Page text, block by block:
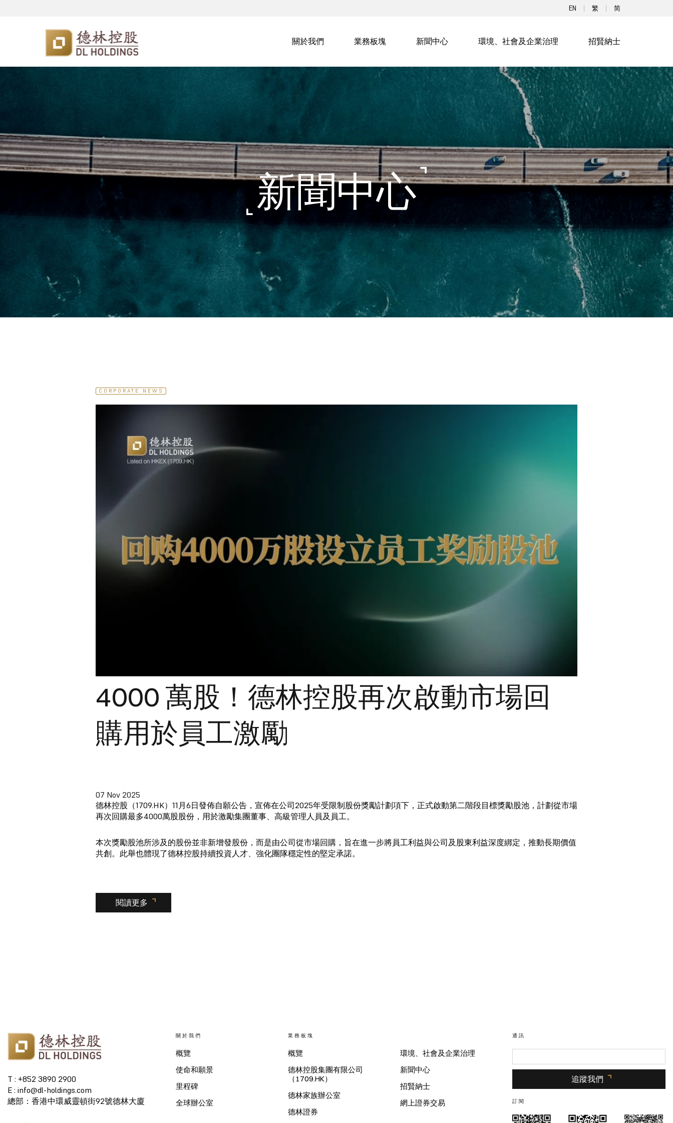
EN 繁 简
關於我們 業務板塊 新聞中心 環境、社會及企業治理 招賢納士
新聞中心
CORPORATE NEWS
4000 萬股！德林控股再次啟動市場回
購用於員工激勵
07 Nov 2025
德林控股（1709.HK）11月6日發佈自願公告，宣佈在公司2025年受限制股份獎勵計劃項下，正式啟動第二階段目標獎勵股池，計劃從市場
再次回購最多4000萬股股份，用於激勵集團董事、高級管理人員及員工。
本次獎勵股池所涉及的股份並非新增發股份，而是由公司從市場回購，旨在進一步將員工利益與公司及股東利益深度綁定，推動長期價值
共創。此舉也體現了德林控股持續投資人才、強化團隊穩定性的堅定承諾。
閱讀更多
T : +852 3890 2900
E : info@dl-holdings.com
總部：香港中環威靈頓街92號德林大廈
關於我們
概覽
使命和願景
里程碑
全球辦公室
業務板塊
概覽
德林控股集團有限公司
（1709.HK）
德林家族辦公室
德林證券
環境、社會及企業治理
新聞中心
招賢納士
網上證券交易
通訊
追蹤我們
訂閱